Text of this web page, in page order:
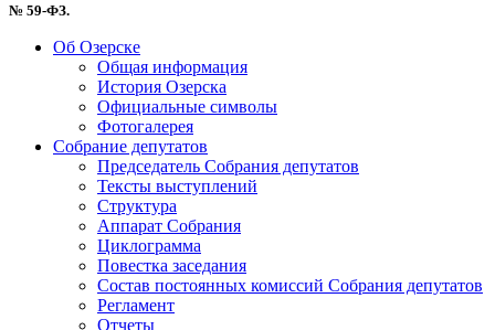
№ 59-ФЗ.
Об Озерске
Общая информация
История Озерска
Официальные символы
Фотогалерея
Собрание депутатов
Председатель Собрания депутатов
Тексты выступлений
Структура
Аппарат Собрания
Циклограмма
Повестка заседания
Состав постоянных комиссий Собрания депутатов
Регламент
Отчеты